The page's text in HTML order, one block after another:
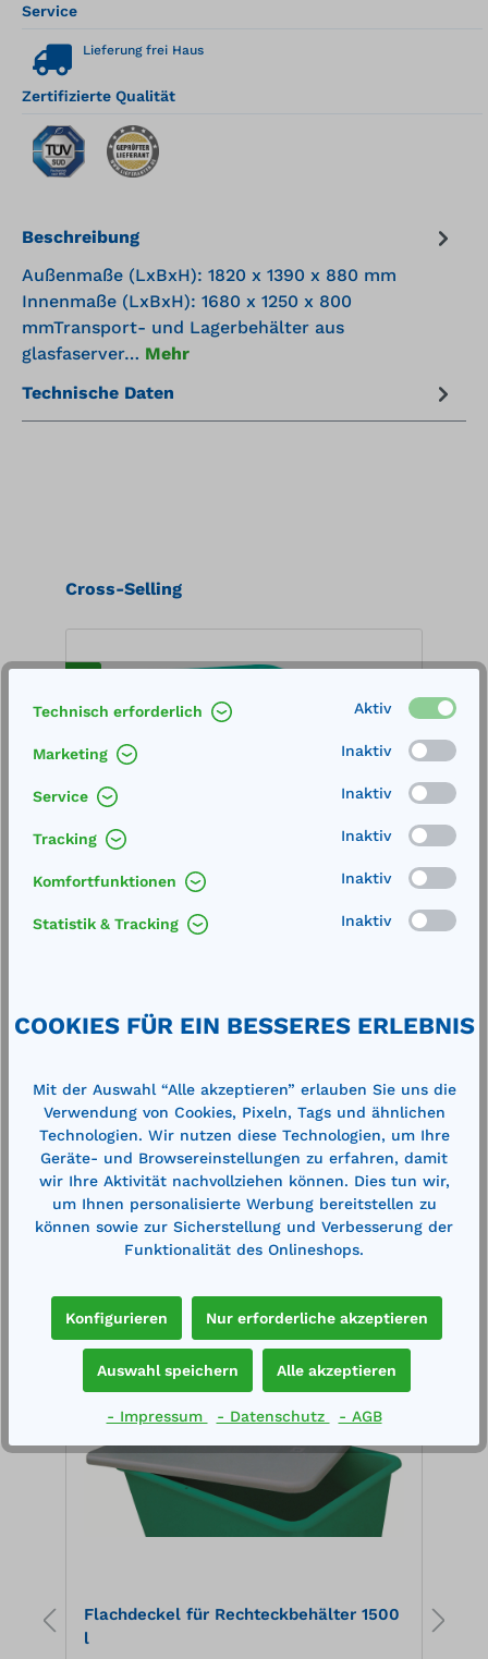
Service
Lieferung frei Haus
Zertifizierte Qualität
Beschreibung
Außenmaße (LxBxH): 1820 x 1390 x 880 mm
Innenmaße (LxBxH): 1680 x 1250 x 800
mmTransport- und Lagerbehälter aus
glasfaserver… Mehr
Technische Daten
Produktgalerie überspringen
Cross-Selling
glasfaserverstärktem Kunststoff GFK. -
leicht - hohe Festigkeit und Stabilität -
ineinander stapelbar - UV-beständig
Umfangreiches Zubehörprogramm
Merken
In den Warenkorb
%
Zubehör
%
Flachdeckel für Rechteckbehälter 1500
l
Technisch erforderlich Aktiv
Marketing Inaktiv
Service Inaktiv
Tracking Inaktiv
Komfortfunktionen Inaktiv
Statistik & Tracking Inaktiv
COOKIES FÜR EIN BESSERES ERLEBNIS
Mit der Auswahl “Alle akzeptieren” erlauben Sie uns die
Verwendung von Cookies, Pixeln, Tags und ähnlichen
Technologien. Wir nutzen diese Technologien, um Ihre
Geräte- und Browsereinstellungen zu erfahren, damit
wir Ihre Aktivität nachvollziehen können. Dies tun wir,
um Ihnen personalisierte Werbung bereitstellen zu
können sowie zur Sicherstellung und Verbesserung der
Funktionalität des Onlineshops.
Konfigurieren Nur erforderliche akzeptieren
Auswahl speichern Alle akzeptieren
- Impressum - Datenschutz - AGB